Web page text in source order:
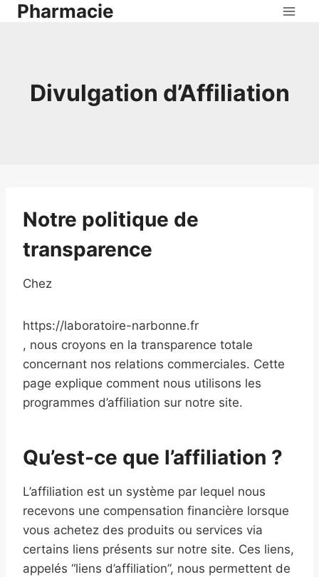
AllerPharmacie
Divulgation d’Affiliation
Notre politique de
transparence
Chez
https://laboratoire-narbonne.fr
, nous croyons en la transparence totale
concernant nos relations commerciales. Cette
page explique comment nous utilisons les
programmes d’affiliation sur notre site.
Qu’est-ce que l’affiliation ?
L’affiliation est un système par lequel nous
recevons une compensation financière lorsque
vous achetez des produits ou services via
certains liens présents sur notre site. Ces liens,
appelés “liens d’affiliation”, nous permettent de